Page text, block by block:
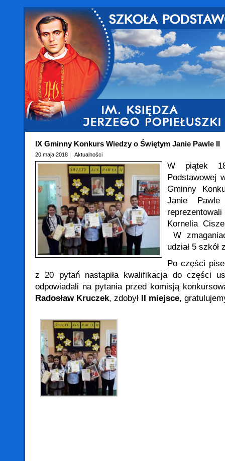
IX Gminny Konkurs Wiedzy o Świętym Janie Pawle II
20 maja 2018 | Aktualności
W piątek
Podstawowej
Gminny
Janie
Kornelia
W
udział 5 szkół
Po części
z 20 pytań nastąpiła kwalifikacja do części
odpowiadali na pytania przed komisją
Radosław Kruczek, zdobył II miejsce,